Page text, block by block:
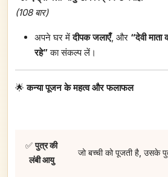
(108 बार)
अपने घर मेंदीपक जलाएँ, और “देवी
रहे”का संकल्प लें।
🌟कन्या पूजन के महत्व और फलाफल
✅पुत्र की
लंबी आयु
जो बच्ची को पूजती है, उसके